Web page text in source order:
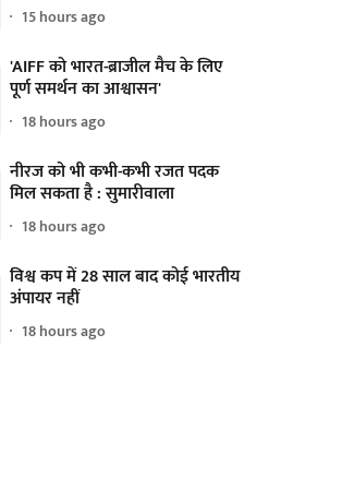
15 hours ago
'AIFF को भारत-ब्राजील मैच के लिए
पूर्ण समर्थन का आश्वासन'
18 hours ago
नीरज को भी कभी-कभी रजत पदक
मिल सकता है : सुमारीवाला
18 hours ago
विश्व कप में 28 साल बाद कोई भारतीय
अंपायर नहीं
18 hours ago